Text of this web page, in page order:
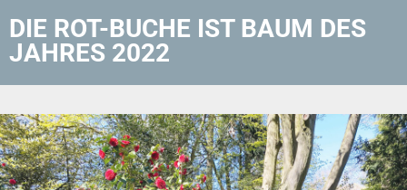
DIE ROT-BUCHE IST BAUM DES
JAHRES 2022